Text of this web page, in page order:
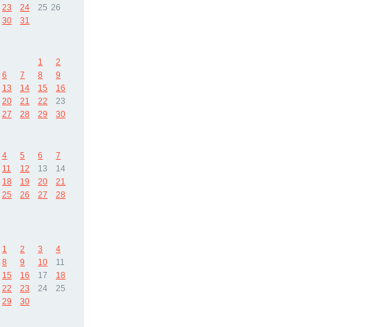
23 24 25 26
30 31
1
2
6 7 8
9
13 14 15
16
20 21 22
23
27 28 29 30
4 5 6
7
11 12 13
14
18 19 20
21
25 26 27
28
1 2 3
4
8 9 10
11
15 16 17
18
22 23 24
25
29 30